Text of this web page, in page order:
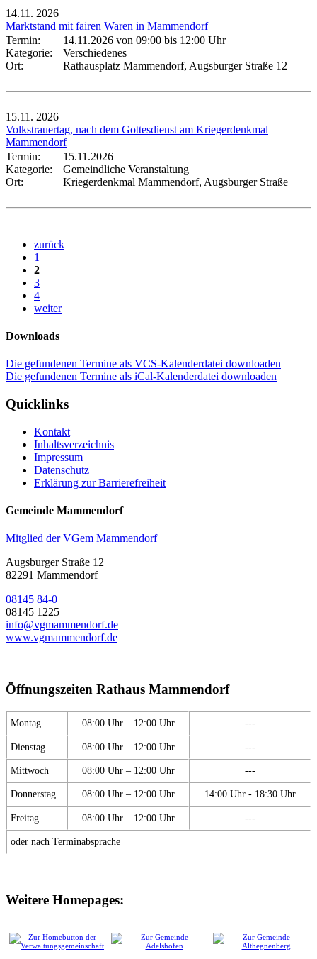
14.11. 2026
Marktstand mit fairen Waren in Mammendorf
Termin:
14.11.2026 von 09:00 bis 12:00 Uhr
Kategorie:
Verschiedenes
Ort:
Rathausplatz Mammendorf, Augsburger Straße 12
15.11. 2026
Volkstrauertag, nach dem Gottesdienst am Kriegerdenkmal
Mammendorf
Termin:
15.11.2026
Kategorie:
Gemeindliche Veranstaltung
Ort:
Kriegerdenkmal Mammendorf, Augsburger Straße
zurück
1
2
3
4
weiter
Downloads
Die gefundenen Termine als VCS-Kalenderdatei downloaden
Die gefundenen Termine als iCal-Kalenderdatei downloaden
Quicklinks
Kontakt
Inhaltsverzeichnis
Impressum
Datenschutz
Erklärung zur Barrierefreiheit
Gemeinde Mammendorf
Mitglied der VGem Mammendorf
Augsburger Straße 12
82291 Mammendorf
08145 84-0
08145 1225
info@vgmammendorf.de
www.vgmammendorf.de
Öffnungszeiten Rathaus Mammendorf
Montag 08:00 Uhr – 12:00 Uhr ---
Dienstag 08:00 Uhr – 12:00 Uhr ---
Mittwoch 08:00 Uhr – 12:00 Uhr ---
Donnerstag 08:00 Uhr – 12:00 Uhr 14:00 Uhr - 18:30 Uhr
Freitag 08:00 Uhr – 12:00 Uhr ---
oder nach Terminabsprache
Weitere Homepages: